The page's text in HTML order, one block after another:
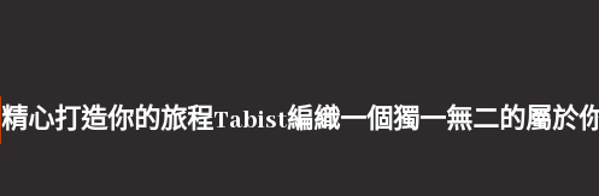
精心打造你的旅程Tabist編織一個獨一無二的屬於